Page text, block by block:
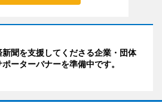
新聞を支援してくださる企業・団体
ーターバナーを準備中です。